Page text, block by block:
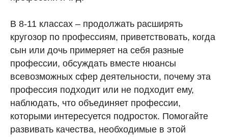
В 8-11 классах – продолжать расширять
кругозор по профессиям, приветствовать, когда
сын или дочь примеряет на себя разные
профессии, обсуждать вместе нюансы
всевозможных сфер деятельности, почему эта
профессия подходит или не подходит ему,
наблюдать, что объединяет профессии,
которыми интересуется подросток. Помогайте
развивать качества, необходимые в этой